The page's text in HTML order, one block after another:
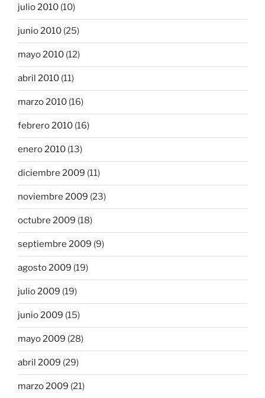
julio 2010 (10)
junio 2010 (25)
mayo 2010 (12)
abril 2010 (11)
marzo 2010 (16)
febrero 2010 (16)
enero 2010 (13)
diciembre 2009 (11)
noviembre 2009 (23)
octubre 2009 (18)
septiembre 2009 (9)
agosto 2009 (19)
julio 2009 (19)
junio 2009 (15)
mayo 2009 (28)
abril 2009 (29)
marzo 2009 (21)